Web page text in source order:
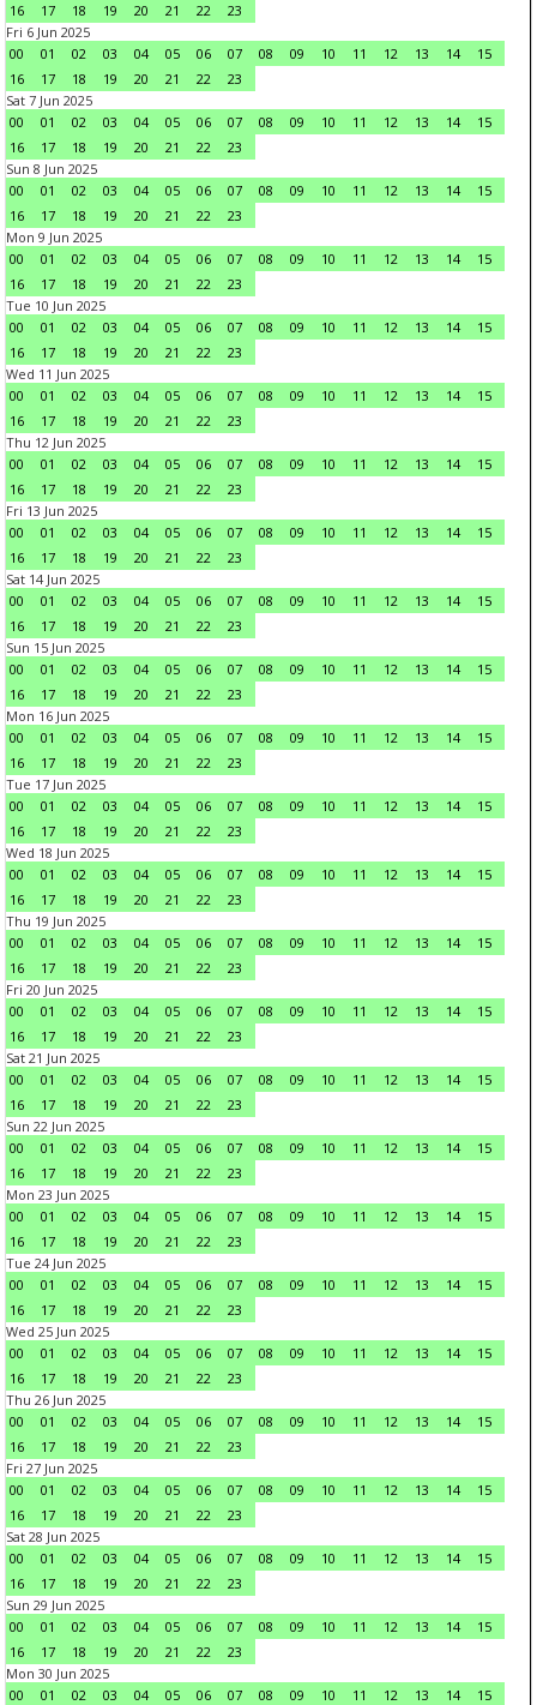
16
17 18 19 20 21 22
23
Fri 6 Jun 2025
00
01 02 03 04 05 06 07 08 09 10 11 12 13 14
15
16
17 18 19 20 21 22
23
Sat 7 Jun 2025
00
01 02 03 04 05 06 07 08 09 10 11 12 13 14
15
16
17 18 19 20 21 22
23
Sun 8 Jun 2025
00
01 02 03 04 05 06 07 08 09 10 11 12 13 14
15
16
17 18 19 20 21 22
23
Mon 9 Jun 2025
00
01 02 03 04 05 06 07 08 09 10 11 12 13 14
15
16
17 18 19 20 21 22
23
Tue 10 Jun 2025
00
01 02 03 04 05 06 07 08 09 10 11 12 13 14
15
16
17 18 19 20 21 22
23
Wed 11 Jun 2025
00
01 02 03 04 05 06 07 08 09 10 11 12 13 14
15
16
17 18 19 20 21 22
23
Thu 12 Jun 2025
00
01 02 03 04 05 06 07 08 09 10 11 12 13 14
15
16
17 18 19 20 21 22
23
Fri 13 Jun 2025
00
01 02 03 04 05 06 07 08 09 10 11 12 13 14
15
16
17 18 19 20 21 22
23
Sat 14 Jun 2025
00
01 02 03 04 05 06 07 08 09 10 11 12 13 14
15
16
17 18 19 20 21 22
23
Sun 15 Jun 2025
00
01 02 03 04 05 06 07 08 09 10 11 12 13 14
15
16
17 18 19 20 21 22
23
Mon 16 Jun 2025
00
01 02 03 04 05 06 07 08 09 10 11 12 13 14
15
16
17 18 19 20 21 22
23
Tue 17 Jun 2025
00
01 02 03 04 05 06 07 08 09 10 11 12 13 14
15
16
17 18 19 20 21 22
23
Wed 18 Jun 2025
00
01 02 03 04 05 06 07 08 09 10 11 12 13 14
15
16
17 18 19 20 21 22
23
Thu 19 Jun 2025
00
01 02 03 04 05 06 07 08 09 10 11 12 13 14
15
16
17 18 19 20 21 22
23
Fri 20 Jun 2025
00
01 02 03 04 05 06 07 08 09 10 11 12 13 14
15
16
17 18 19 20 21 22
23
Sat 21 Jun 2025
00
01 02 03 04 05 06 07 08 09 10 11 12 13 14
15
16
17 18 19 20 21 22
23
Sun 22 Jun 2025
00
01 02 03 04 05 06 07 08 09 10 11 12 13 14
15
16
17 18 19 20 21 22
23
Mon 23 Jun 2025
00
01 02 03 04 05 06 07 08 09 10 11 12 13 14
15
16
17 18 19 20 21 22
23
Tue 24 Jun 2025
00
01 02 03 04 05 06 07 08 09 10 11 12 13 14
15
16
17 18 19 20 21 22
23
Wed 25 Jun 2025
00
01 02 03 04 05 06 07 08 09 10 11 12 13 14
15
16
17 18 19 20 21 22
23
Thu 26 Jun 2025
00
01 02 03 04 05 06 07 08 09 10 11 12 13 14
15
16
17 18 19 20 21 22
23
Fri 27 Jun 2025
00
01 02 03 04 05 06 07 08 09 10 11 12 13 14
15
16
17 18 19 20 21 22
23
Sat 28 Jun 2025
00
01 02 03 04 05 06 07 08 09 10 11 12 13 14
15
16
17 18 19 20 21 22
23
Sun 29 Jun 2025
00
01 02 03 04 05 06 07 08 09 10 11 12 13 14
15
16
17 18 19 20 21 22
23
Mon 30 Jun 2025
00
01 02 03 04 05 06 07 08 09 10 11 12 13 14 15